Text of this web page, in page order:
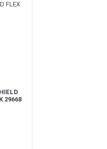
29668